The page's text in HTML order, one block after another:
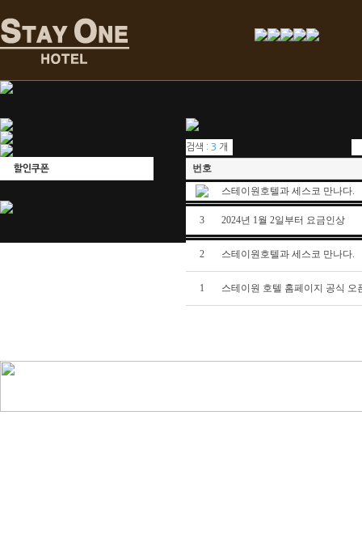
검색 : 3 개
번호
스테이원호텔과 세스코 만나다.
3 2024년 1월 2일부터 요금인상
2 스테이원호텔과 세스코 만나다.
1 스테이원 호텔 홈페이지 공식 오